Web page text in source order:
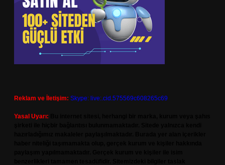
Reklam ve İletişim: Skype: live:.cid.575569c608265c69
Yasal Uyarı: